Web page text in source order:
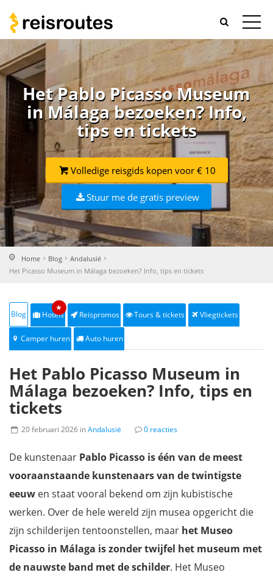
Het Pablo Picasso Museum
in Málaga bezoeken? Info,
tips en tickets
Volledige reisgids kopen voor € 10
Stuur me de gratis preview
Home Blog
Andalusië
Het Picasso Museum in Málaga bezoeken? Info, tips en tickets
Blog Hotels
★
Reispromos Tours & tickets Vliegtickets
Camper huren Auto huren
Het Pablo Picasso Museum in
Málaga bezoeken? Info, tips en
tickets
20 februari 2026 inAndalusië 0 reacties
De kunstenaar Pablo Picasso is één van de meest
vooraanstaande kunstenaars van de twintigste
eeuw en staat vooral bekend om zijn kubistische
werken. Over de hele wereld zijn musea opgericht die
zijn schilderijen tentoonstellen, maar het Museo
Picasso in Málaga is zonder twijfel het museum met
de nauwste band met de schilder. Het Museo